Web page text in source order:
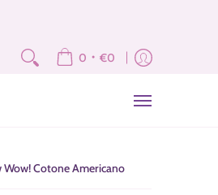
Brand Corsi News
0 • €0
Wow! Cotone Americano